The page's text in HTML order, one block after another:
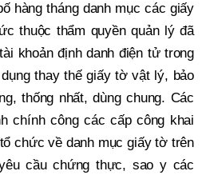
hàng tháng danh mục các giấy
thuộc thẩm quyền quản lý đã
khoản định danh điện tử trong
thay thế giấy tờ vật lý, bảo
thống nhất, dùng chung. Các
chính công các cấp công khai
chức về danh mục giấy tờ trên
cầu chứng thực, sao y các